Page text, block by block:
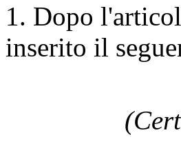
1. Dopo
inserito il